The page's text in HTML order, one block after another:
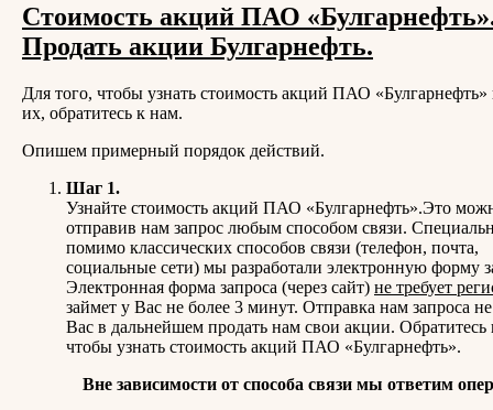
Стоимость акций ПАО
Продать акции Булгарнефть.
Для того, чтобы узнать стоимость акций ПАО «Булгарнефть»
их, обратитесь к нам.
Опишем примерный порядок действий.
Шаг 1.
Узнайте стоимость акций ПАО «Булгарнефть».Это
отправив нам запрос любым способом связи.
помимо классических способов связи (телефон, почта,
социальные сети) мы разработали электронную форму
Электронная форма запроса (через сайт) не требует
займет у Вас не более 3 минут. Отправка нам запроса
Вас в дальнейшем продать нам свои акции. Обратитесь
чтобы узнать стоимость акций ПАО «Булгарнефть».
Вне зависимости от способа связи мы ответим